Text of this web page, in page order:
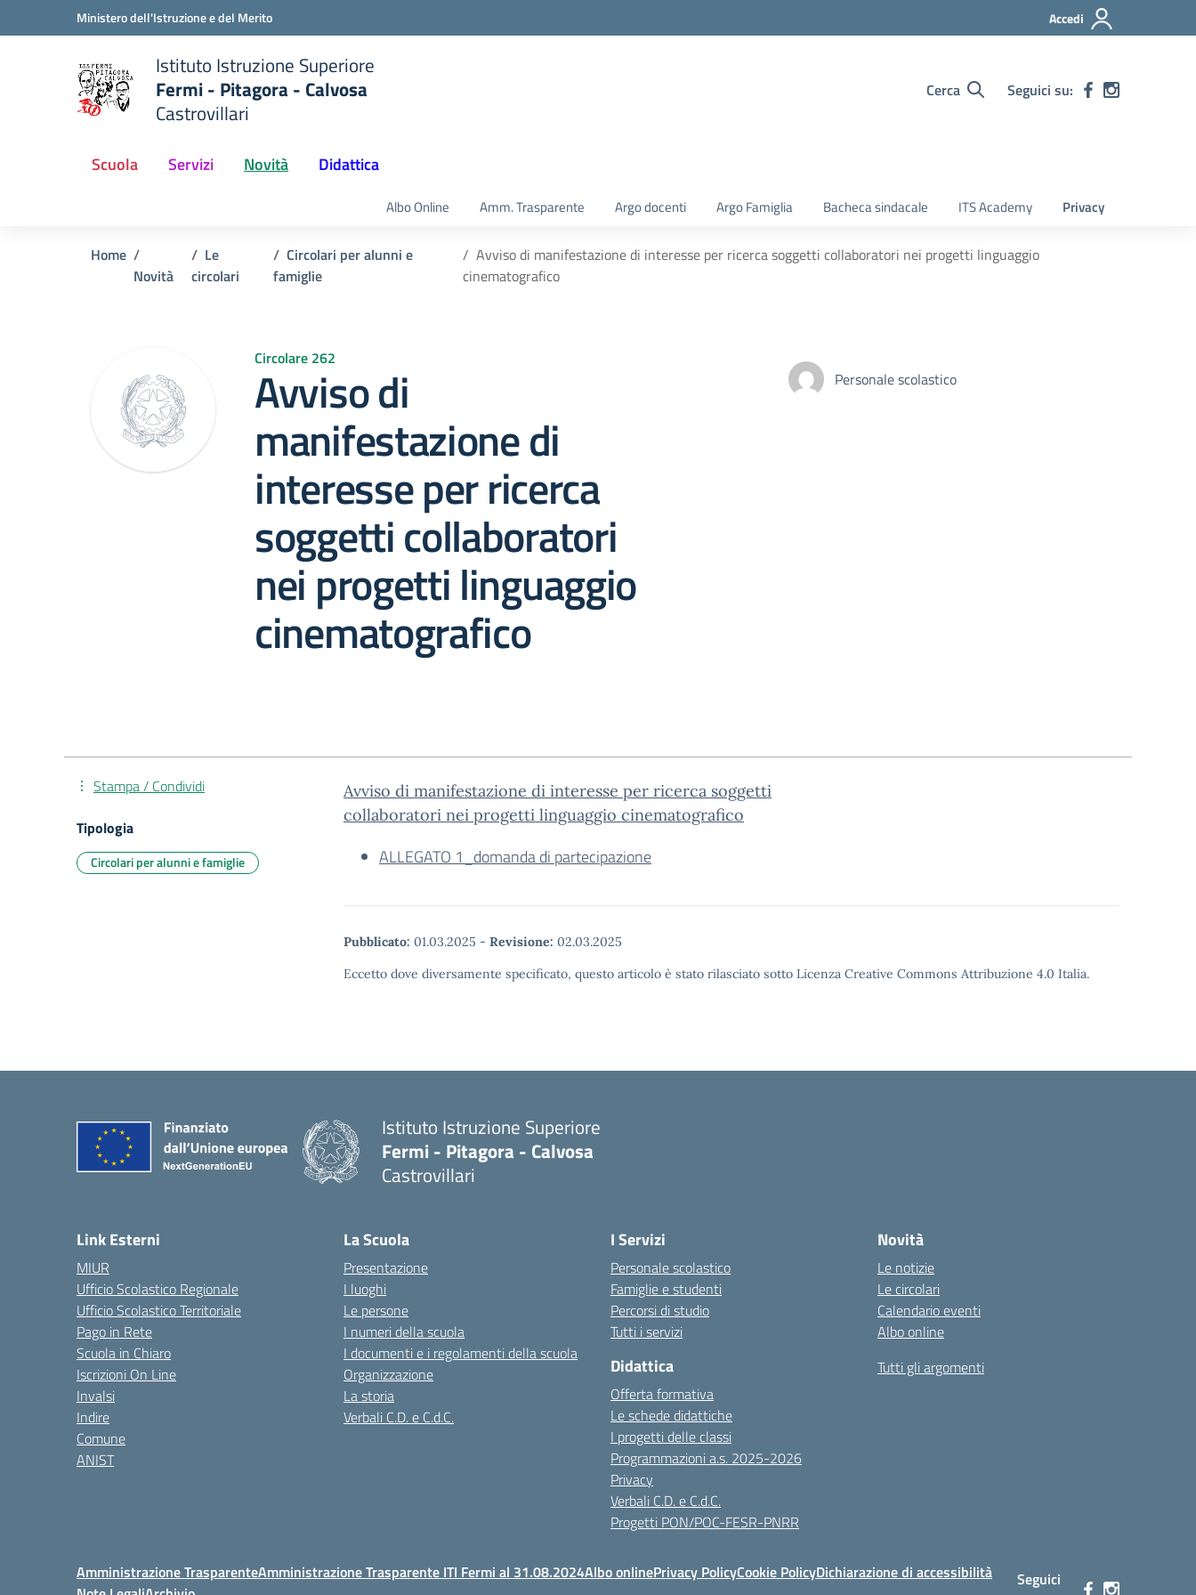
Vai ai contenuti
Vai al menu di navigazioneMinistero dell'Istruzione e del Merito Accedi
Istituto Istruzione Superiore
Fermi - Pitagora - Calvosa
Castrovillari
Cerca Seguici su:
Scuola Servizi Novità Didattica
Albo Online Amm. Trasparente Argo docenti Argo Famiglia Bacheca sindacale ITS Academy Privacy
Home
Novità
Le
circolari
Circolari per alunni e
famiglie
Avviso di manifestazione di interesse per ricerca soggetti collaboratori nei progetti linguaggio
cinematografico
Circolare 262
Avviso di
manifestazione di
interesse per ricerca
soggetti collaboratori
nei progetti linguaggio
cinematografico
Personale scolastico
Avviso di manifestazione di interesse per ricerca soggetti
collaboratori nei progetti linguaggio cinematografico
ALLEGATO 1_domanda di partecipazione
Pubblicato: 01.03.2025 - Revisione: 02.03.2025
Eccetto dove diversamente specificato, questo articolo è stato rilasciato sotto Licenza Creative Commons Attribuzione 4.0 Italia.
Stampa / Condividi
Tipologia
Circolari per alunni e famiglie
Istituto Istruzione Superiore
Fermi - Pitagora - Calvosa
Castrovillari
Link Esterni
MIUR
Ufficio Scolastico Regionale
Ufficio Scolastico Territoriale
Pago in Rete
Scuola in Chiaro
Iscrizioni On Line
Invalsi
Indire
Comune
ANIST
La Scuola
Presentazione
I luoghi
Le persone
I numeri della scuola
I documenti e i regolamenti della scuola
Organizzazione
La storia
Verbali C.D. e C.d.C.
I Servizi
Personale scolastico
Famiglie e studenti
Percorsi di studio
Tutti i servizi
Didattica
Offerta formativa
Le schede didattiche
I progetti delle classi
Programmazioni a.s. 2025-2026
Privacy
Verbali C.D. e C.d.C.
Progetti PON/POC-FESR-PNRR
Novità
Le notizie
Le circolari
Calendario eventi
Albo online
Tutti gli argomenti
Amministrazione TrasparenteAmministrazione Trasparente ITI Fermi al 31.08.2024Albo onlinePrivacy PolicyCookie PolicyDichiarazione di accessibilità
Seguici